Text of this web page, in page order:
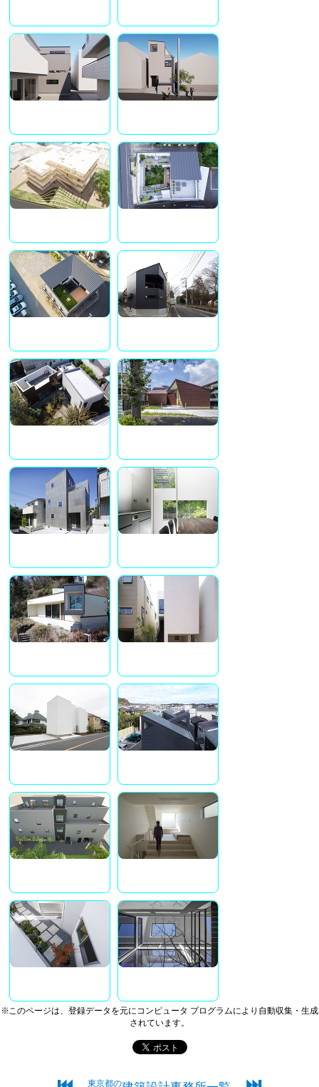
※このページは、登録データを元にコンピュータ プログラムにより自動収集・生成
されています。
東京都の